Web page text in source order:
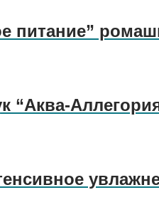
питание”
“Аква-